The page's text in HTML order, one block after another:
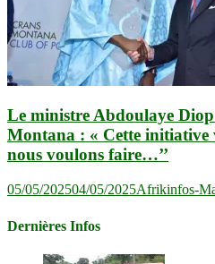
Le ministre Abdoulaye
Montana : « Cette initiative
nous voulons faire…’’
05/05/202504/05/2025Afrikinfos-
Dernières Infos